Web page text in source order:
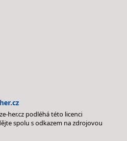
her.cz podléhá této licenci
spolu s odkazem na zdrojovou